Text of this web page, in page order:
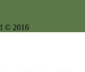
© 2016